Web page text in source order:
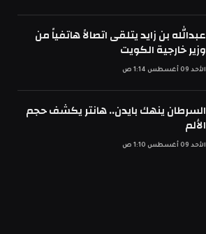
عبدالله بن زايد يتلقى اتصالاً هاتفياً من
وزير خارجية الكويت
الأحد 09 أغسطس 1:14 ص
السرطان ينهك بايدن.. هانتر يكشف حجم
الألم
الأحد 09 أغسطس 1:10 ص